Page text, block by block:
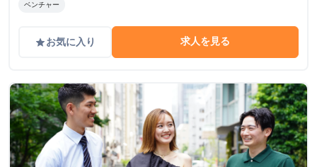
ベンチャー
gradeお気に入り 求人を見る